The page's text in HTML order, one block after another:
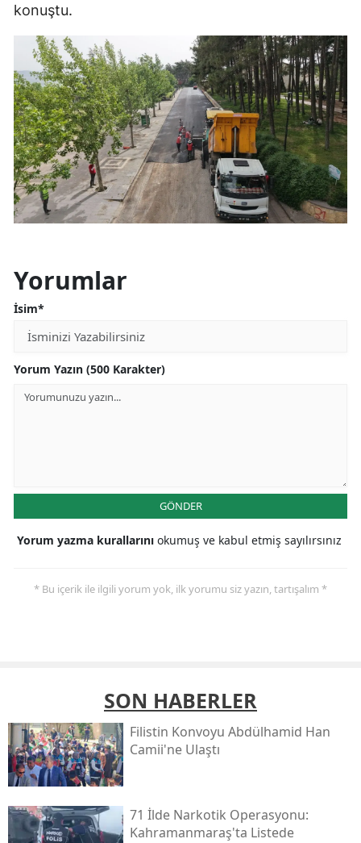
konuştu.
Yorumlar
İsim*
Yorum Yazın (500 Karakter)
GÖNDER
Yorum yazma kurallarını okumuş ve kabul etmiş sayılırsınız
* Bu içerik ile ilgili yorum yok, ilk yorumu siz yazın, tartışalım *
SON HABERLER
Filistin Konvoyu Abdülhamid Han
Camii'ne Ulaştı
71 İlde Narkotik Operasyonu:
Kahramanmaraş'ta Listede